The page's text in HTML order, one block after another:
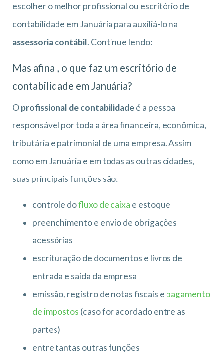
escolher o melhor profissional ou escritório de
contabilidade em Januária para auxiliá-lo na
assessoria contábil. Continue lendo:
Mas afinal, o que faz um escritório de
contabilidade em Januária?
Oprofissional de contabilidadeé a pessoa
responsável por toda a área financeira, econômica,
tributária e patrimonial de uma empresa. Assim
como em Januária e em todas as outras cidades,
suas principais funções são:
controle dofluxo de caixa e estoque
preenchimento e envio de obrigações
acessórias
escrituração de documentos e livros de
entrada e saída da empresa
emissão, registro de notas fiscais e pagamento
de impostos (caso for acordado entre as
partes)
entre tantas outras funções